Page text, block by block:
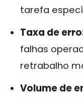
tarefa
Taxa de
falhas
retrabalho
Volume de